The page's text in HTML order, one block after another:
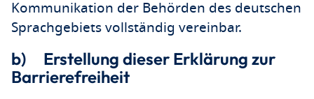
Kommunikation der Behörden des deutschen
Sprachgebiets vollständig vereinbar.
b) Erstellung dieser Erklärung zur
Barrierefreiheit